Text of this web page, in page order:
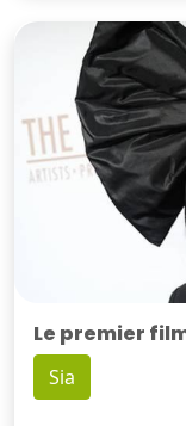
Le premier
Sia